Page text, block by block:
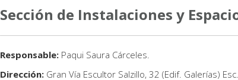
Sección de Instalaciones y
Responsable:Paqui Saura Cárceles.
Dirección:Gran Vía Escultor Salzillo, 32 (Edif. Galerías)